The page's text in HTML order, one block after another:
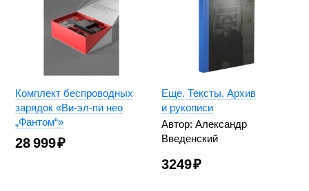
Комплект беспроводных
зарядок «Ви-эл-пи нео
„Фантом“»
28 999₽
Еще. Тексты. Архив
и рукописи
Автор: Александр
Введенский
3249₽